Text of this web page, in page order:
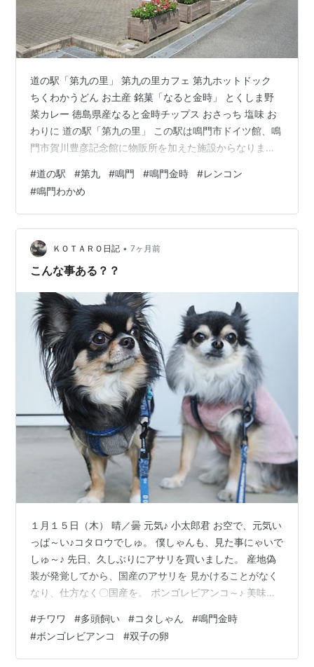
道の駅「第九の里」 第九の里カフェ 第九ホットドック
ちくわかうどん お土産 銘菓「なると金時」 とくしま野
菜カレー 徳島県産なると金時チップス おさっち 塩味 お
わりに 道の駅「第九の里」 この駅は鳴門市ドイツ館、鳴
門市賀川豊彦記念館に物販所を加えた施設からなりま
収容所の兵舎（バラッケといいます）を移築して建てら
れたものです。 ここで鳴門の美味しいものをいただき、
鳴門のお土産を買いました。 第九の里カフェ こじんまり
とした家庭的な店内で、ドイツや鳴門を感じられる軽食
がいただけます。 第九ホットドック ドイツメニューは粗
挽きソーセージとドイツ…
#道の駅 #第九 #鳴門 #鳴門金時 #レンコン
#鳴門わかめ
ＫＯＴＡＲＯ日記 • 7ヶ月前
こんな事ある？？
１月１５日（木） 晴／曇 元気♪ 小太郎君 お空で、元気い
っぱ～い♪コタロウでしゅ。 僕しゃんも、見た事にゃいで
しゅ～♪ 先日、久しぶりにアサリを買いました。 産地偽
装が発覚してから、国産のアサリを 見かけることがなく
なり、仕方なく〇国産を。 ボンゴレビアンコ～♪ 美味。
ちた（笑） ワンコは、ボンゴレビアンコは無理～。 なの
で、鳴門金時を焼いてあげまちた。 焼いてる間、ワンコ
がそわそわ～ちてまちた。 ２０分ほどで・・・ほれ！ ほ
#チワワ #多頭飼い #コタしゃん #鳴門金時
#ボンゴレビアンコ #双子の卵